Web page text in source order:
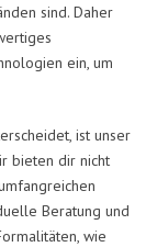
sind. Daher
ein, um
ist unser
bieten dir nicht
Beratung und
wie